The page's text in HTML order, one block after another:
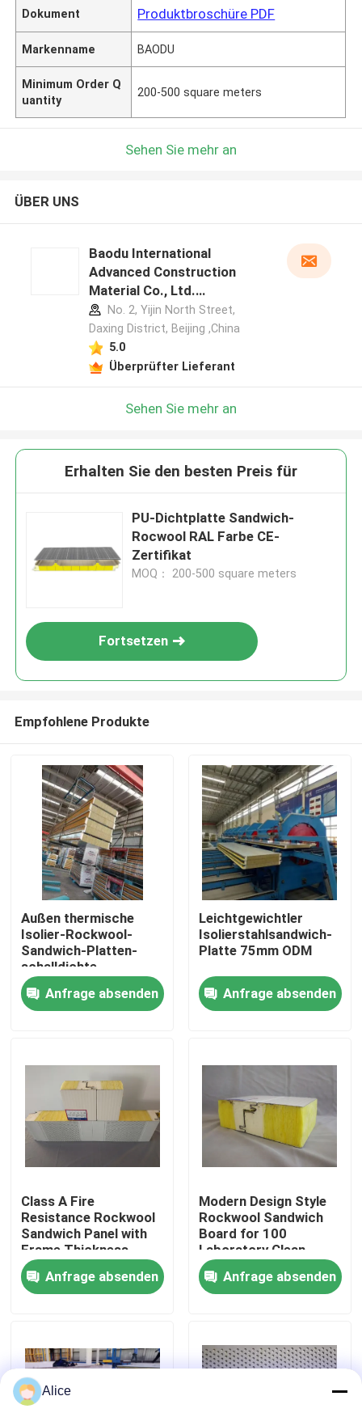
Haus
Produkte
Qualitätskontrolle
Treten Sie mit uns in Verbindung
Fordern Sie ein Zitat
Modulare Stahlkonstruktionen
Rockwool-Sandwich-Platte
Dokument Produktbroschüre PDF
Markenname BAODU
Minimum Order Q
uantity
200-500 square meters
Sehen Sie mehr an
ÜBER UNS
Baodu International
Advanced Construction
Material Co., Ltd.
Herstellerprofil
No. 2, Yijin North Street,
Daxing District, Beijing ,China
5.0
Überprüfter Lieferant
Sehen Sie mehr an
Erhalten Sie den besten Preis für
PU-Dichtplatte Sandwich-
Rocwool RAL Farbe CE-
Zertifikat
MOQ： 200-500 square meters
Fortsetzen
Empfohlene Produkte
Außen thermische
Isolier-Rockwool-
Sandwich-Platten-
schalldichte
Gewohnheit
Anfrage absenden
Leichtgewichtler
Isolierstahlsandwich-
Platte 75mm ODM
Anfrage absenden
Class A Fire
Resistance Rockwool
Sandwich Panel with
Frame Thickness
0.6mm and Max
Length 9000mm
Anfrage absenden
Modern Design Style
Rockwool Sandwich
Board for 100
Laboratory Clean
Room Solutions
Anfrage absenden
Alice